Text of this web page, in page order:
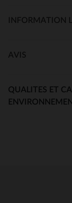
INFORMATION
AVIS
QUALITES ET